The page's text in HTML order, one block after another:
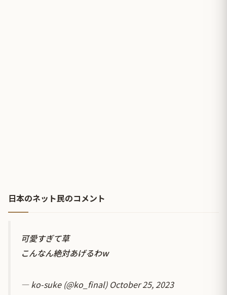
日本のネット民のコメント
可愛すぎて草
こんなん絶対あげるわw
— ko-suke (@ko_final) October 25, 2023